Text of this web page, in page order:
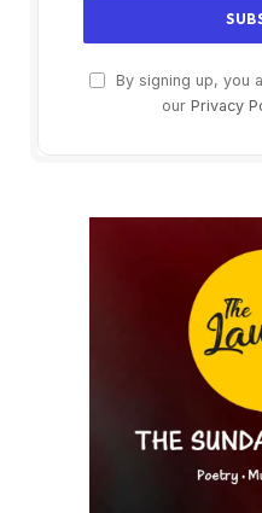
By signing up, you
our Privacy